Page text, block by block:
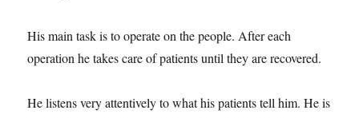
His main task is to operate on the people. After each
operation he takes care of patients until they are recovered.
He listens very attentively to what his patients tell him. He is